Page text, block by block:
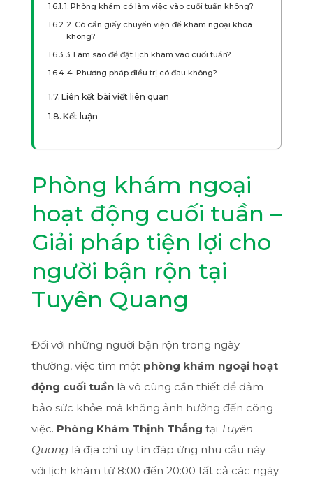
1. Phòng khám có làm việc vào cuối tuần không?
2. Có cần giấy chuyển viện để khám ngoại khoa
không?
3. Làm sao để đặt lịch khám vào cuối tuần?
4. Phương pháp điều trị có đau không?
Liên kết bài viết liên quan
Kết luận
Phòng khám ngoại
hoạt động cuối tuần –
Giải pháp tiện lợi cho
người bận rộn tại
Tuyên Quang
Đối với những người bận rộn trong ngày
thường, việc tìm một phòng khám ngoại hoạt
động cuối tuầnlà vô cùng cần thiết để đảm
bảo sức khỏe mà không ảnh hưởng đến công
việc. Phòng Khám Thịnh Thắng tại Tuyên
Quanglà địa chỉ uy tín đáp ứng nhu cầu này
với lịch khám từ 8:00 đến 20:00 tất cả các ngày